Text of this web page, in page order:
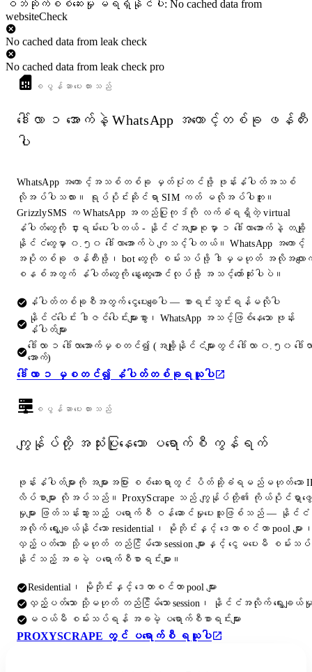
ဝဘ်ဆိုက်စစ်ဆေးမှု မရရှိနိုင်ပါ: No cached data from
websiteCheck
No cached data from leak check
No cached data from leak check pro
စပွန်ဆာပေးထားသည်
ဒေါ်လာ ၁ အောက်နဲ့ WhatsApp အကောင့်တစ်ခု ဖန်တီး
ပါ
WhatsApp အကောင့်အသစ်တစ်ခု မှတ်ပုံတင်ဖို့ ဖုန်းနံပါတ်အသစ်
လိုအပ်ပါသလား။ ရုပ်ပိုင်းဆိုင်ရာ SIM ကတ် မလိုအပ်ပါဘူး။
GrizzlySMS က WhatsApp အတည်ပြုကုဒ်ကို လက်ခံရရှိတဲ့ virtual
နံပါတ်တွေကို ငှားရမ်းပေးပါတယ် - နိုင်ငံအများစုမှာ ၁ ဒေါ်လာအောက်နဲ့ တချို့
နိုင်ငံတွေမှာ ၀.၅၀ ဒေါ်လာအောက်ပဲ ကျသင့်ပါတယ်။ WhatsApp အကောင့်
အပိုတစ်ခု ဖန်တီးဖို့၊ bot တွေကို စမ်းသပ်ဖို့ ဒါမှမဟုတ် အလိုအလျော
စနစ်အတွက် နံပါတ်တွေကို နွေးထွေးအောင်လုပ်ဖို့ အသင့်တော်ဆုံးပါပဲ။
နံပါတ်တစ်ခုစီအတွက် ငွေပေးချေပါ — စာရင်းသွင်းရန်မလိုပါ
နိုင်ငံပေါင်း ဒါဇင်ပေါင်းများစွာ၊ WhatsApp အသင့်ဖြစ်နေသော ဖုန်း
နံပါတ်များ
ဒေါ်လာ ၁ ဒေါ်လာအောက်မှစတင်၍ (အချို့နိုင်ငံများတွင် ဒေါ်လာ ၀.၅၀ ဒေါ်လ
အောက်)
ဒေါ်လာ ၁ မှစတင်၍ နံပါတ်တစ်ခုရယူပါ
စပွန်ဆာပေးထားသည်
ကျွန်ုပ်တို့ အသုံးပြုနေသော ပရောက်စီ ကွန်ရက်
ဖုန်းနံပါတ်များကို အများအပြား စစ်ဆေးရာတွင် ပိတ်ဆို့ခံရမည်မဟုတ်သော
လိပ်စာများ လိုအပ်သည်။ ProxyScrape သည် ကျွန်ုပ်တို့၏ ကိုယ်ပိုင်ရှာဖွေ
မှုများ ဖြတ်သန်းသွားသည့် ပရောက်စီ ဝန်ဆောင်မှုပေးသူဖြစ်သည် — နိုင်ငံ
အလိုက် ရွေးချယ်နိုင်သော residential၊ မိုဘိုင်းနှင့် ဒေတာစင်တာ pool များ
လှည့်ပတ်သော သို့မဟုတ် တည်ငြိမ်သော session များနှင့် ငွေမပေးမီ စမ်းသပ်
နိုင်သည့် အခမဲ့ ပရောက်စီစာရင်းများ။
Residential၊ မိုဘိုင်းနှင့် ဒေတာစင်တာ pool များ
လှည့်ပတ်သော သို့မဟုတ် တည်ငြိမ်သော session၊ နိုင်ငံအလိုက် ရွေးချယ်မှု
မဝယ်မီ စမ်းသပ်ရန် အခမဲ့ ပရောက်စီစာရင်းများ
PROXYSCRAPE တွင် ပရောက်စီ ရယူပါ